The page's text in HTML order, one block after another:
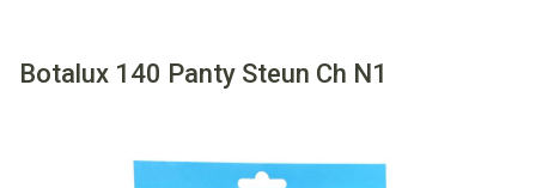
Botalux 140 Panty Steun Ch N1